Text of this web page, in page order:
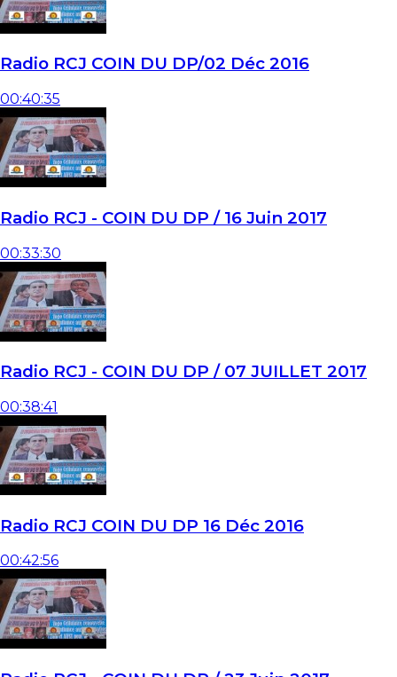
Radio RCJ COIN DU DP/02 Déc 2016
00:40:35
Radio RCJ - COIN DU DP / 16 Juin 2017
00:33:30
Radio RCJ - COIN DU DP / 07 JUILLET 2017
00:38:41
Radio RCJ COIN DU DP 16 Déc 2016
00:42:56